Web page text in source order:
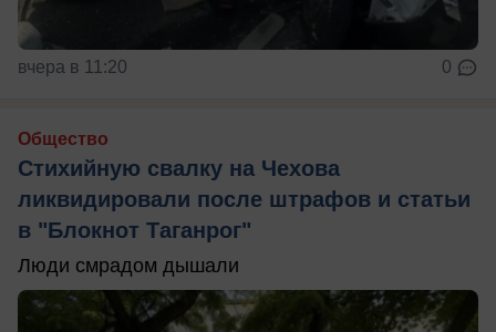
вчера в 11:20 0
Общество
Стихийную свалку на Чехова
ликвидировали после штрафов и статьи
в "Блокнот Таганрог"
Люди смрадом дышали